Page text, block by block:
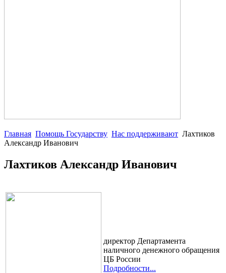
Главная Помощь Государству Нас поддерживают Лахтиков
Александр Иванович
Лахтиков Александр Иванович
директор Департамента
наличного денежного обращения
ЦБ России
Подробности...